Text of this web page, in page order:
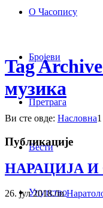
О Часопису
Бројеви
Претрага
Вести
Упутство
Tag
музика
Ви сте овде: Насловна1
Публикације
НАРАЦИЈА
26. јул 2018./in